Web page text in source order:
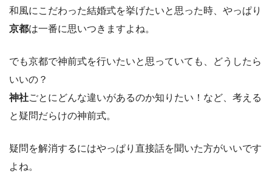
和風にこだわった結婚式を挙げたいと思った時、やっぱり
京都は一番に思いつきますよね。
でも京都で神前式を行いたいと思っていても、どうしたら
いいの？
神社ごとにどんな違いがあるのか知りたい！など、考える
と疑問だらけの神前式。
疑問を解消するにはやっぱり直接話を聞いた方がいいです
よね。